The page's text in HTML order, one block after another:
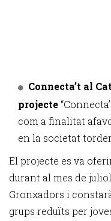
Connecta’t al
projecte
com a finalitat
en la societat
El projecte es va
durant al mes de
Gronxadors i
grups reduïts per